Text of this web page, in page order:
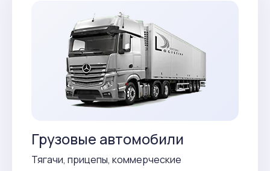
Грузовые автомобили
Тягачи, прицепы, коммерческие